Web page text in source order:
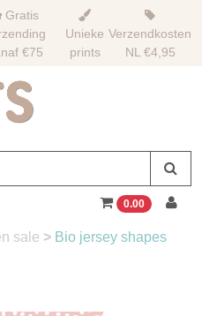
Gratis
€75
Unieke
prints
Verzendkosten
NL €4,95
0.00
sale > Bio jersey shapes